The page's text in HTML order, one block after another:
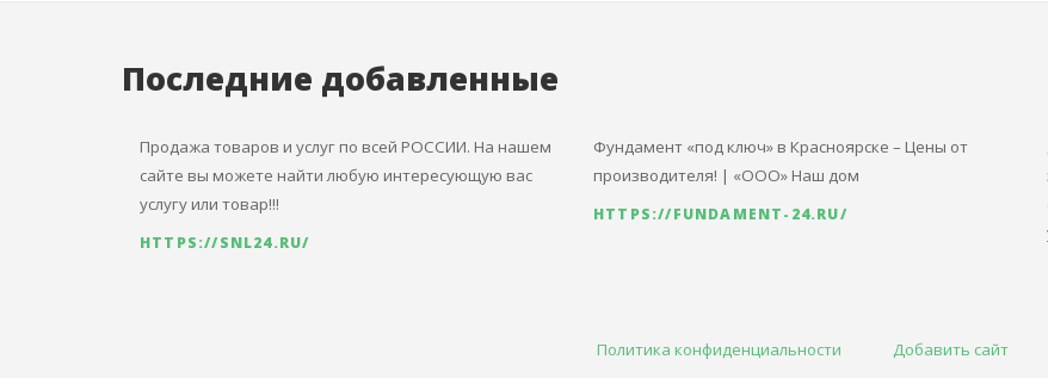
Последние добавленные
Продажа товаров и услуг по всей РОССИИ. На нашем
сайте вы можете найти любую интересующую вас
услугу или товар!!!
HTTPS://SNL24.RU/
Фундамент «под ключ» в Красноярске – Цены от
производителя! | «ООО» Наш дом
HTTPS://FUNDAMENT-24.RU/
Политика конфиденциальности Добавить сайт